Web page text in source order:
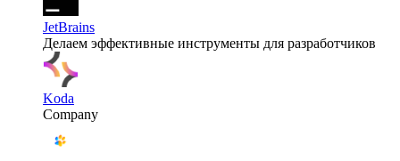
JetBrains
Делаем эффективные инструменты для разработчиков
Koda
Company